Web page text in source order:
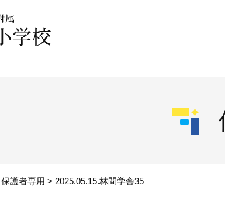
保護者専用 > 2025.05.15.林間学舎35